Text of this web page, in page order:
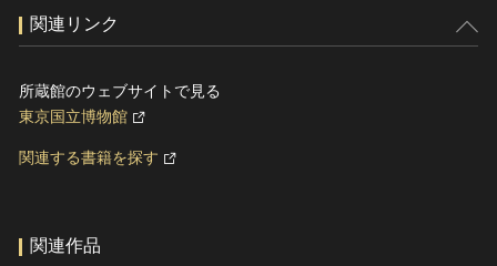
関連リンク
所蔵館のウェブサイトで見る
東京国立博物館
関連する書籍を探す
関連作品